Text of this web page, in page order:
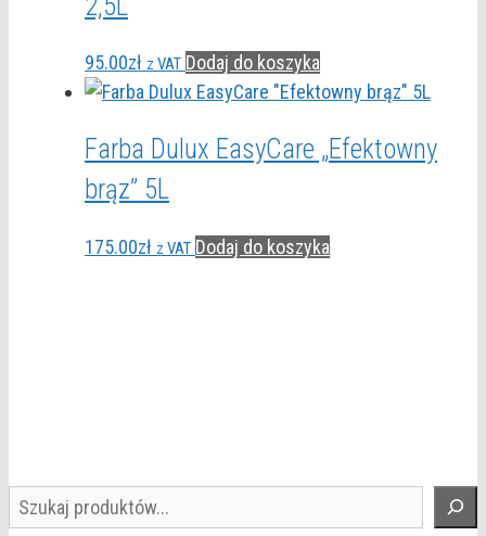
95.00zł z VAT Dodaj do koszyka
Farba Dulux EasyCare „Efektowny
brąz” 5L
175.00zł z VAT Dodaj do koszyka
Szukaj